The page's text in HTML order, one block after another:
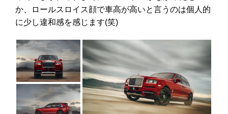
か、ロールスロイス顔で車高が高いと言うのは個人的
に少し違和感を感じます(笑)